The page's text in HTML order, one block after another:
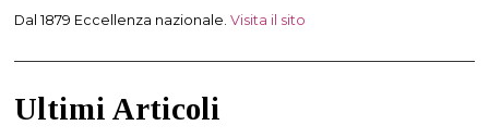
Dal 1879 Eccellenza nazionale.Visita il sito
Ultimi Articoli